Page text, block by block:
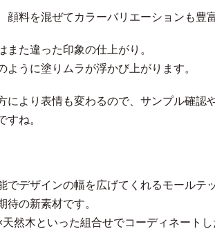
顔料を混ぜてカラーバリエーションも豊
また違った印象の仕上がり。
ように塗りムラが浮かび上がります。
により表情も変わるので、サンプル確認
すね。
でデザインの幅を広げてくれるモールテ
待の新素材です。
然木といった組合せでコーディネート